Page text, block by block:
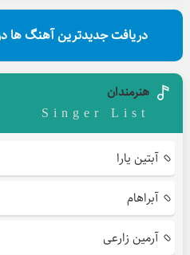
دریافت جدیدترین آهنگ ها
هنرمندان
Singer List
آبتین یارا
آبراهام
آرمین زارعی